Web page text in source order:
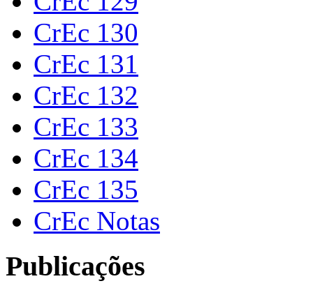
CrEc 130
CrEc 131
CrEc 132
CrEc 133
CrEc 134
CrEc 135
CrEc Notas
Publicações